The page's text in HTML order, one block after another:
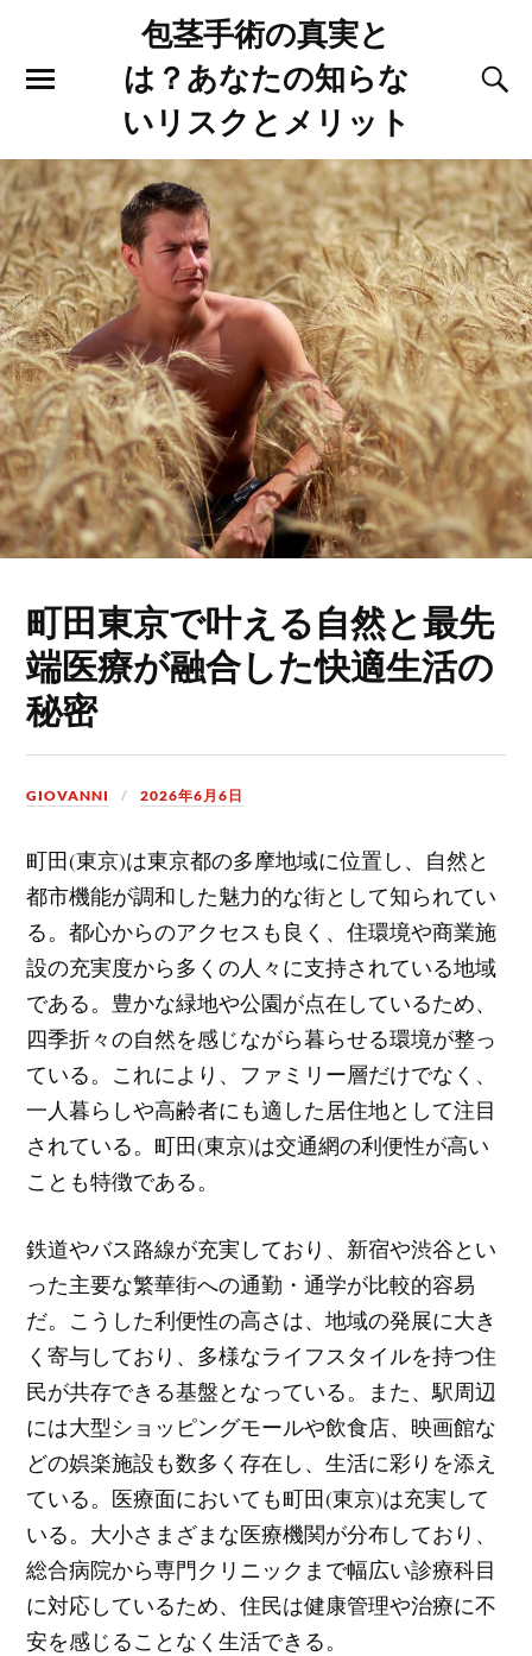
包茎手術の真実と
は？あなたの知らな
いリスクとメリット
町田東京で叶える自然と最先
端医療が融合した快適生活の
秘密
GIOVANNI 2026年6月6日
町田(東京)は東京都の多摩地域に位置し、自然と
都市機能が調和した魅力的な街として知られてい
る。都心からのアクセスも良く、住環境や商業施
設の充実度から多くの人々に支持されている地域
である。豊かな緑地や公園が点在しているため、
四季折々の自然を感じながら暮らせる環境が整っ
ている。これにより、ファミリー層だけでなく、
一人暮らしや高齢者にも適した居住地として注目
されている。町田(東京)は交通網の利便性が高い
ことも特徴である。
鉄道やバス路線が充実しており、新宿や渋谷とい
った主要な繁華街への通勤・通学が比較的容易
だ。こうした利便性の高さは、地域の発展に大き
く寄与しており、多様なライフスタイルを持つ住
民が共存できる基盤となっている。また、駅周辺
には大型ショッピングモールや飲食店、映画館な
どの娯楽施設も数多く存在し、生活に彩りを添え
ている。医療面においても町田(東京)は充実して
いる。大小さまざまな医療機関が分布しており、
総合病院から専門クリニックまで幅広い診療科目
に対応しているため、住民は健康管理や治療に不
安を感じることなく生活できる。